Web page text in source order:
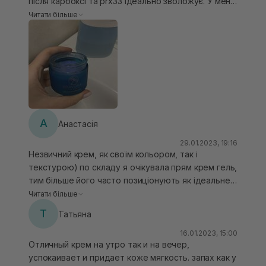
комбінований тип шкіри, але ідеально підійшов, не
жирнить. Має голубий відтінок, але на шкірі це
непомітно
Читати більше
А Анастасія
29.01.2023, 19:16
Незвичний крем, як своїм кольором, так і
текстурою) по складу я очікувала прям крем гель,
тим більше його часто позиціонують як ідеальне
зволоження для комбі шкіри, але мені він здався
пілінгів. Крем не ароматизовний, має ледь
відчутний приємний косметичний запах)
Читати більше
Т Татьяна
16.01.2023, 15:00
Отличный крем на утро так и на вечер,
успокаивает и придает коже мягкость. запах как у